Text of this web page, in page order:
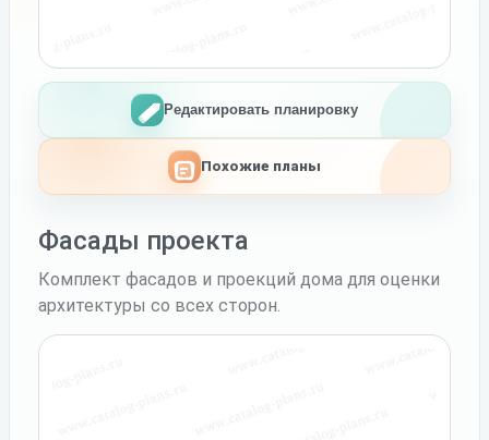
Редактировать планировку
Похожие планы
Фасады проекта
Комплект фасадов и проекций дома для оценки
архитектуры со всех сторон.